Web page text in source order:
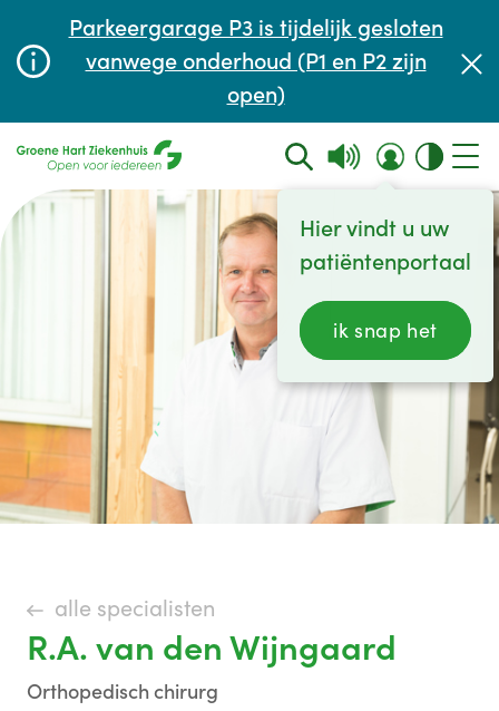
Parkeergarage P3 is tijdelijk gesloten
vanwege onderhoud (P1 en P2 zijn
open)
Hier vindt u uw
patiëntenportaal
ik snap het
Wachttijden
alle specialisten
R.A. van den Wijngaard
Orthopedisch chirurg